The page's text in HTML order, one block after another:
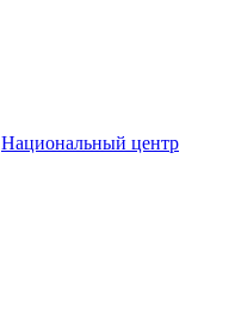
Национальный центр